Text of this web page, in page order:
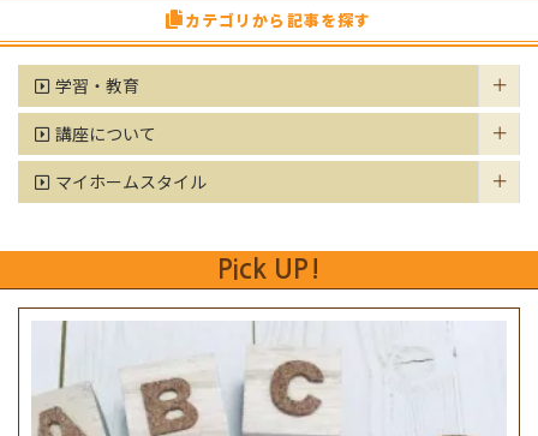
カテゴリから記事を探す
学習・教育
講座について
マイホームスタイル
Pick UP!